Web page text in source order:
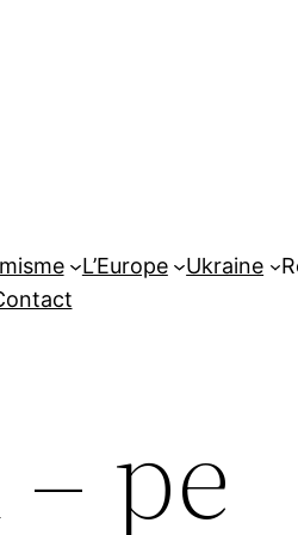
L’Europe Ukraine
pe